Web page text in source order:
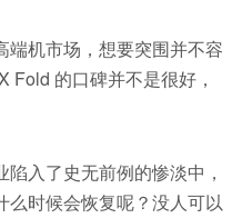
端机市场，想要突围并不容
Fold 的口碑并不是很好，
入了史无前例的惨淡中，
么时候会恢复呢？没人可以